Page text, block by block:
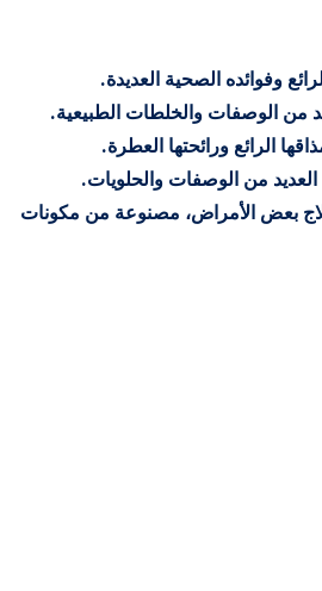
من الوصفات والخلطات الطبيعية.
الرائع ورائحتها العطرة.
من الوصفات والحلويات.
بعض الأمراض، مصنوعة من مكونات